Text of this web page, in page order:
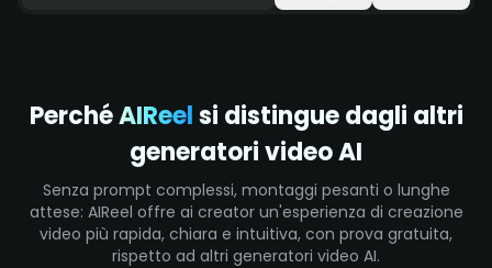
PerchéAIReelsi distingue dagli altri
generatori video AI
Senza prompt complessi, montaggi pesanti o lunghe
attese: AIReel offre ai creator un'esperienza di creazione
video più rapida, chiara e intuitiva, con prova gratuita,
rispetto ad altri generatori video AI.